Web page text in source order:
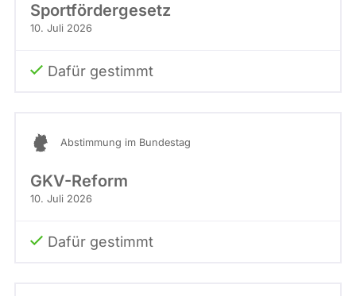
Sportfördergesetz
10. Juli 2026
Dafür gestimmt
Abstimmung im Bundestag
GKV-Reform
10. Juli 2026
Dafür gestimmt